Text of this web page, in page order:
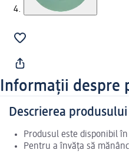
Informații despre
Descrierea produsului
Produsul este disponibil
Pentru a învăța să